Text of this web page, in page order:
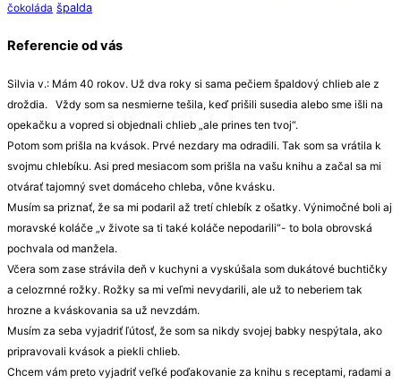
čokoláda špalda
Referencie od vás
Silvia v.: Mám 40 rokov. Už dva roky si sama pečiem špaldový chlieb ale z
droždia. Vždy som sa nesmierne tešila, keď prišili susedia alebo sme išli na
opekačku a vopred si objednali chlieb „ale prines ten tvoj“.
Potom som prišla na kvások. Prvé nezdary ma odradili. Tak som sa vrátila k
svojmu chlebíku. Asi pred mesiacom som prišla na vašu knihu a začal sa mi
otvárať tajomný svet domáceho chleba, vône kvásku.
Musím sa priznať, že sa mi podaril až tretí chlebík z ošatky. Výnimočné boli aj
moravské koláče „v živote sa ti také koláče nepodarili“- to bola obrovská
pochvala od manžela.
Včera som zase strávila deň v kuchyni a vyskúšala som dukátové buchtičky
a celozrnné rožky. Rožky sa mi veľmi nevydarili, ale už to neberiem tak
hrozne a kváskovania sa už nevzdám.
Musím za seba vyjadriť ľútosť, že som sa nikdy svojej babky nespýtala, ako
pripravovali kvások a piekli chlieb.
Chcem vám preto vyjadriť veľké poďakovanie za knihu s receptami, radami a